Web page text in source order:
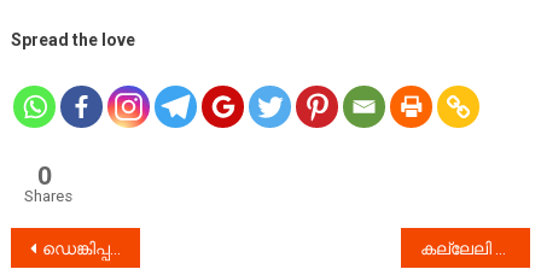
Spread the love
0
Shares
Post
ഡെങ്കിപ്പനി – ശ്രദ്ധിക്കേണ്ട കാര്യങ്ങൾ